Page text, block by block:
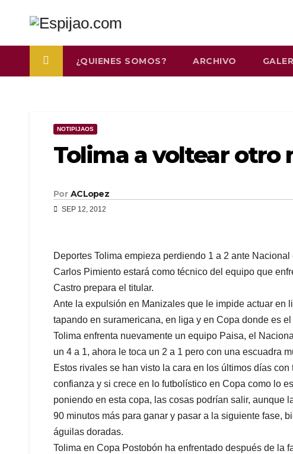
contenido
¿QUIENES SOMOS? ARCHIVO
NOTIPIJAOS
Tolima a voltear otro
Por ACLopez
SEP 12, 2012
Deportes Tolima empieza perdiendo 1 a 2 ante
Carlos Pimiento estará como técnico del equipo que
Castro prepara el titular.
Ante la expulsión en Manizales que le impide actuar
tapando en suramericana, en liga y en Copa donde es el
Tolima enfrenta nuevamente un equipo Paisa, el
un 4 a 1, ahora le toca un 2 a 1 pero con una escuadra
Estos rivales se han visto la cara en los últimos días
confianza y si crece en lo futbolístico en Copa como lo
poniendo en esta copa, las cosas podrían salir, aunque
90 minutos más para ganar y pasar a la siguiente fase,
águilas doradas.
Tolima en Copa Postobón ha enfrentado después de la